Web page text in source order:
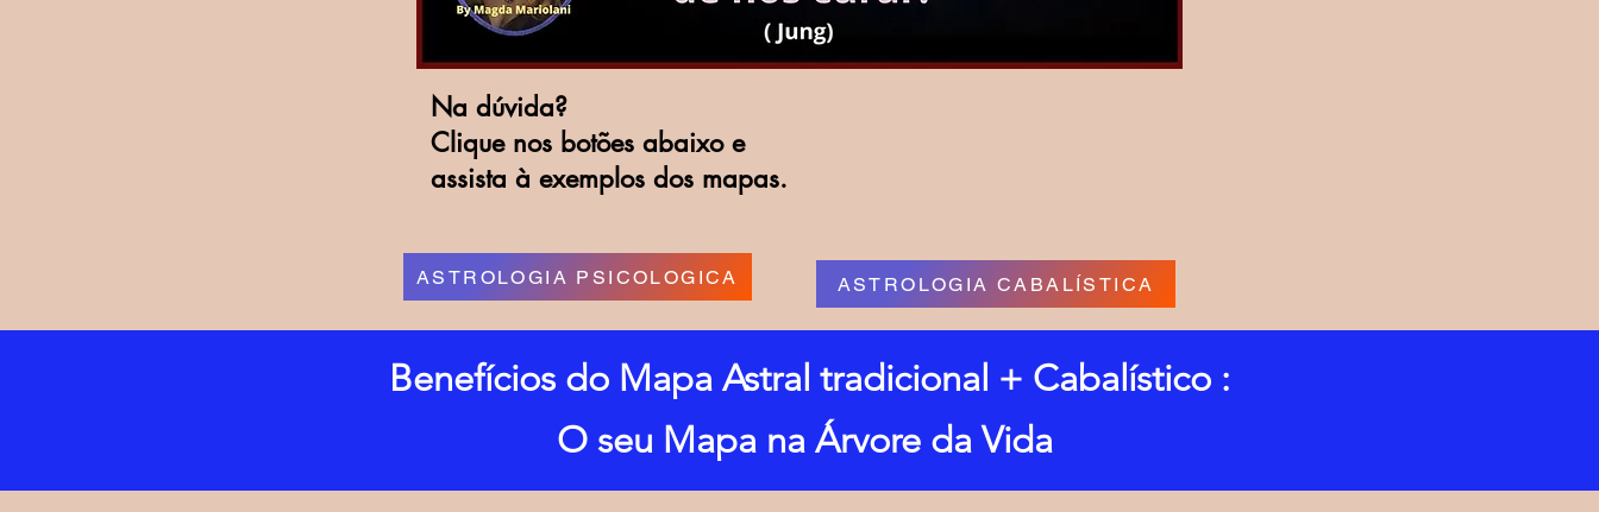
Na dúvida?
Clique nos botões abaixo e
assista à exemplos dos mapas.
ASTROLOGIA PSICOLOGICA ASTROLOGIA CABALÍSTICA
Benefícios do Mapa Astral tradicional + Cabalístico :
O seu Mapa na Árvore da Vida